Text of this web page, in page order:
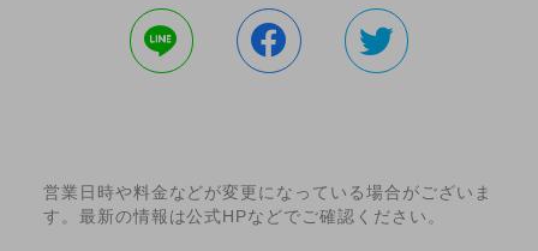
営業日時や料金などが変更になっている場合がございま
す。最新の情報は公式HPなどでご確認ください。